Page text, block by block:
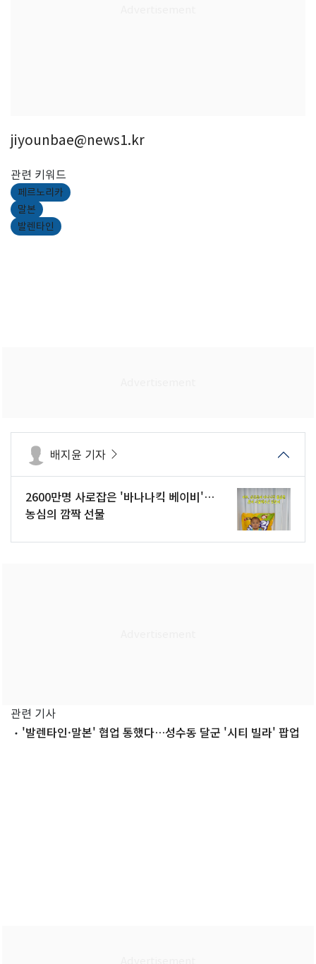
jiyounbae@news1.kr
관련 키워드
페르노리카
말본
발렌타인
배지윤 기자
2600만명 사로잡은 '바나나킥 베이비'…
농심의 깜짝 선물
관련 기사
'발렌타인·말본' 협업 통했다…성수동 달군 '시티 빌라' 팝업